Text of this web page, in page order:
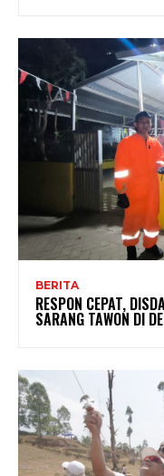
BERITA
RESPON CEPAT,
SARANG TAWON DI